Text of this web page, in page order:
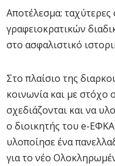
Αποτέλεσμα: ταχύτερες
γραφειοκρατικών
στο ασφαλιστικό
Στο πλαίσιο της
κοινωνία και με στόχο
σχεδιάζονται και να
ο διοικητής του e-
υλοποίησε ένα
για το νέο